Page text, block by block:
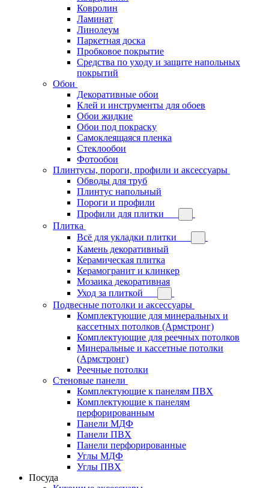
Ковролин
Ламинат
Линолеум
Паркетная доска
Пробковое покрытие
Средства по уходу и защите напольных
покрытий
Обои
Декоративные обои
Клей и инструменты для обоев
Обои жидкие
Обои под покраску
Самоклеящаяся пленка
Стеклообои
Фотообои
Плинтусы, пороги, профили и аксессуары
Обводы для труб
Плинтус напольный
Пороги и профили
Профили для плитки
Плитка
Всё для укладки плитки
Камень декоративный
Керамическая плитка
Керамогранит и клинкер
Мозаика декоративная
Уход за плиткой
Подвесные потолки и аксессуары
Комплектующие для минеральных и
кассетных потолков (Армстронг)
Комплектующие для реечных потолков
Минеральные и кассетные потолки
(Армстронг)
Реечные потолки
Стеновые панели
Комплектующие к панелям ПВХ
Комплектующие к панелям
перфорированным
Панели МДФ
Панели ПВХ
Панели перфорированные
Углы МДФ
Углы ПВХ
Посуда